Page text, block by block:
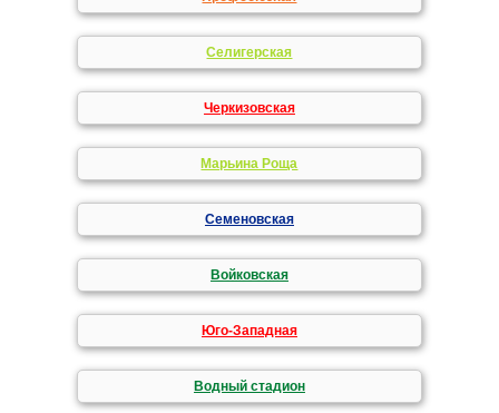
Селигерская
Черкизовская
Марьина Роща
Семеновская
Войковская
Юго-Западная
Водный стадион